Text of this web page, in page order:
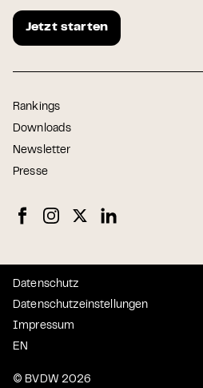
Jetzt starten
Rankings
Downloads
Newsletter
Presse
© BVDW 2026
Datenschutz
Datenschutzeinstellungen
Impressum
EN